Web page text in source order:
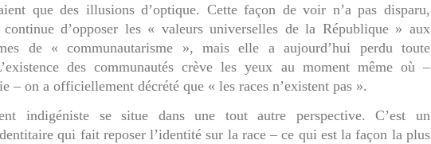
que des illusions d’optique. Cette façon de voir n’a pas disparu,
continue d’opposer les « valeurs universelles de la République » aux
de « communautarisme », mais elle a aujourd’hui perdu toute
des communautés crève les yeux au moment même où –
– on a officiellement décrété que « les races n’existent pas ».
indigéniste se situe dans une tout autre perspective. C’est un
qui fait reposer l’identité sur la race – ce qui est la façon la plus